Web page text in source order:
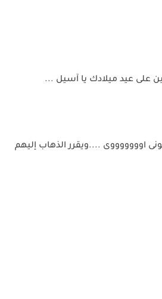
على عيد ميلادك يا آسيل ...
....ويقرر الذهاب إليهم